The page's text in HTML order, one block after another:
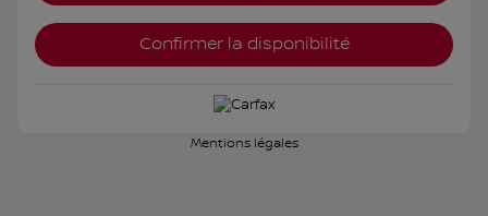
Confirmer la disponibilité
Mentions légales